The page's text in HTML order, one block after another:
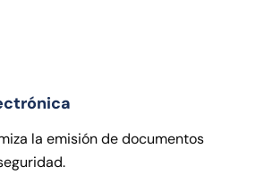
la emisión de documentos